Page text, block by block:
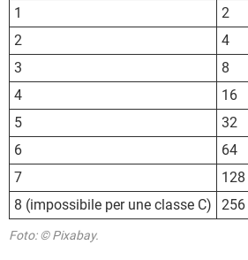
1
2
2
4
3
8
4
16
5
32
6
64
7
128
8 (impossibile per une classe C)
256
Foto: © Pixabay.